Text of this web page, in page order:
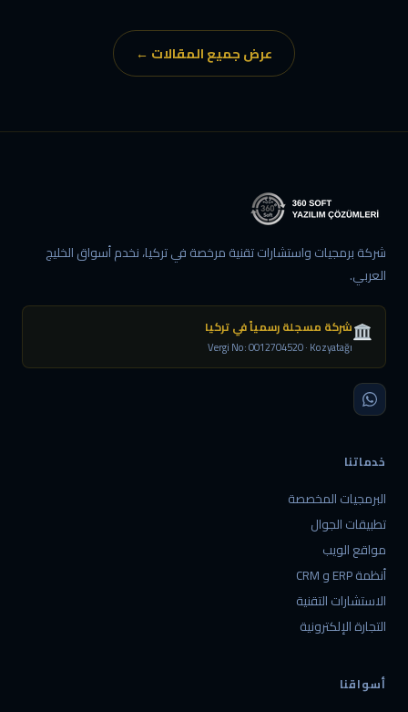
عرض جميع المقالات ←
شركة برمجيات واستشارات تقنية مرخصة في تركيا، نخدم أسواق الخليج
العربي.
شركة مسجلة رسمياً في تركيا
Vergi No: 0012704520 · Kozyatağı
خدماتنا
البرمجيات المخصصة
تطبيقات الجوال
مواقع الويب
أنظمة ERP و CRM
الاستشارات التقنية
التجارة الإلكترونية
أسواقنا